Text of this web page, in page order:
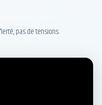
pas de tensions.